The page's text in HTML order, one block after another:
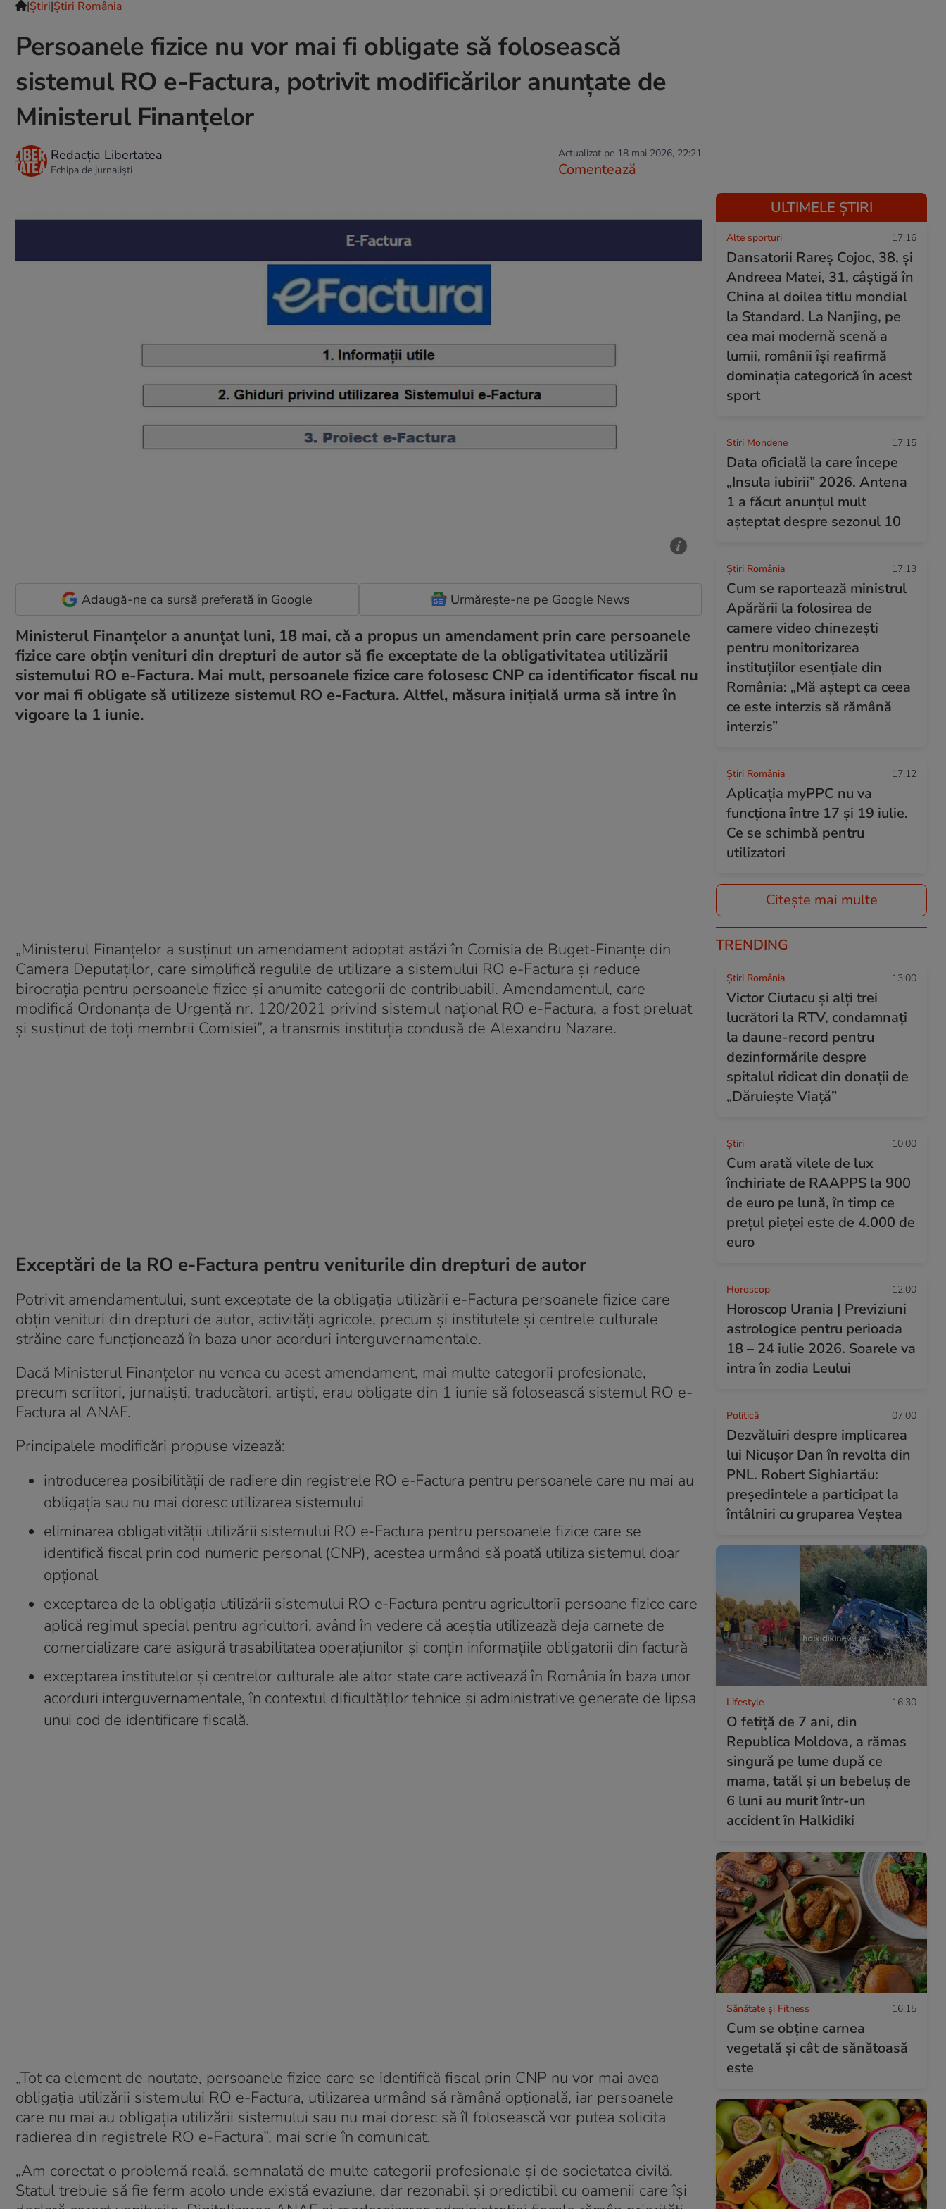
|Ştiri|Știri România
Persoanele fizice nu vor mai fi obligate să folosească
sistemul RO e-Factura, potrivit modificărilor anunțate de
Ministerul Finanțelor
Redacția Libertatea
Echipa de jurnaliști
Actualizat pe 18 mai 2026, 22:21
Comentează
Adaugă-ne ca sursă preferată în Google Urmărește-ne pe Google News
Ministerul Finanțelor a anunțat luni, 18 mai, că a propus un amendament prin care persoanele
fizice care obțin venituri din drepturi de autor să fie exceptate de la obligativitatea utilizării
sistemului RO e-Factura. Mai mult, persoanele fizice care folosesc CNP ca identificator fiscal nu
vor mai fi obligate să utilizeze sistemul RO e-Factura. Altfel, măsura inițială urma să intre în
vigoare la 1 iunie.
„Ministerul Finanțelor a susținut un amendament adoptat astăzi în Comisia de Buget-Finanțe din
Camera Deputaților, care simplifică regulile de utilizare a sistemului RO e-Factura și reduce
birocrația pentru persoanele fizice și anumite categorii de contribuabili. Amendamentul, care
modifică Ordonanța de Urgență nr. 120/2021 privind sistemul național RO e-Factura, a fost preluat
și susținut de toți membrii Comisiei”, a transmis instituția condusă de Alexandru Nazare.
Exceptări de la RO e-Factura pentru veniturile din drepturi de autor
Potrivit amendamentului, sunt exceptate de la obligația utilizării e-Factura persoanele fizice care
obțin venituri din drepturi de autor, activități agricole, precum și institutele și centrele culturale
străine care funcționează în baza unor acorduri interguvernamentale.
Dacă Ministerul Finanțelor nu venea cu acest amendament, mai multe categorii profesionale,
precum scriitori, jurnaliști, traducători, artiști, erau obligate din 1 iunie să folosească sistemul RO e-
Factura al ANAF.
Principalele modificări propuse vizează:
introducerea posibilității de radiere din registrele RO e-Factura pentru persoanele care nu mai au
obligația sau nu mai doresc utilizarea sistemului
eliminarea obligativității utilizării sistemului RO e-Factura pentru persoanele fizice care se
identifică fiscal prin cod numeric personal (CNP), acestea urmând să poată utiliza sistemul doar
opțional
exceptarea de la obligația utilizării sistemului RO e-Factura pentru agricultorii persoane fizice care
aplică regimul special pentru agricultori, având în vedere că aceștia utilizează deja carnete de
comercializare care asigură trasabilitatea operațiunilor și conțin informațiile obligatorii din factură
exceptarea institutelor și centrelor culturale ale altor state care activează în România în baza unor
acorduri interguvernamentale, în contextul dificultăților tehnice și administrative generate de lipsa
unui cod de identificare fiscală.
„Tot ca element de noutate, persoanele fizice care se identifică fiscal prin CNP nu vor mai avea
obligația utilizării sistemului RO e-Factura, utilizarea urmând să rămână opțională, iar persoanele
care nu mai au obligația utilizării sistemului sau nu mai doresc să îl folosească vor putea solicita
radierea din registrele RO e-Factura”, mai scrie în comunicat.
„Am corectat o problemă reală, semnalată de multe categorii profesionale și de societatea civilă.
Statul trebuie să fie ferm acolo unde există evaziune, dar rezonabil și predictibil cu oamenii care își
ULTIMELE ȘTIRI
Alte sporturi 17:16
Dansatorii Rareș Cojoc, 38, și
Andreea Matei, 31, câștigă în
China al doilea titlu mondial
la Standard. La Nanjing, pe
cea mai modernă scenă a
lumii, românii își reafirmă
dominația categorică în acest
sport
Stiri Mondene 17:15
Data oficială la care începe
„Insula iubirii” 2026. Antena
1 a făcut anunțul mult
așteptat despre sezonul 10
Știri România 17:13
Cum se raportează ministrul
Apărării la folosirea de
camere video chinezești
pentru monitorizarea
instituțiilor esențiale din
România: „Mă aștept ca ceea
ce este interzis să rămână
interzis”
Știri România 17:12
Aplicația myPPC nu va
funcționa între 17 și 19 iulie.
Ce se schimbă pentru
utilizatori
Citește mai multe
TRENDING
Știri România 13:00
Victor Ciutacu și alți trei
lucrători la RTV, condamnați
la daune-record pentru
dezinformările despre
spitalul ridicat din donații de
„Dăruiește Viață”
Ştiri 10:00
Cum arată vilele de lux
închiriate de RAAPPS la 900
de euro pe lună, în timp ce
prețul pieței este de 4.000 de
euro
Horoscop 12:00
Horoscop Urania | Previziuni
astrologice pentru perioada
18 – 24 iulie 2026. Soarele va
intra în zodia Leului
Politică 07:00
Dezvăluiri despre implicarea
lui Nicușor Dan în revolta din
PNL. Robert Sighiartău:
președintele a participat la
întâlniri cu gruparea Veștea
Lifestyle 16:30
O fetiță de 7 ani, din
Republica Moldova, a rămas
singură pe lume după ce
mama, tatăl și un bebeluș de
6 luni au murit într-un
accident în Halkidiki
Sănătate și Fitness 16:15
Cum se obţine carnea
vegetală şi cât de sănătoasă
este